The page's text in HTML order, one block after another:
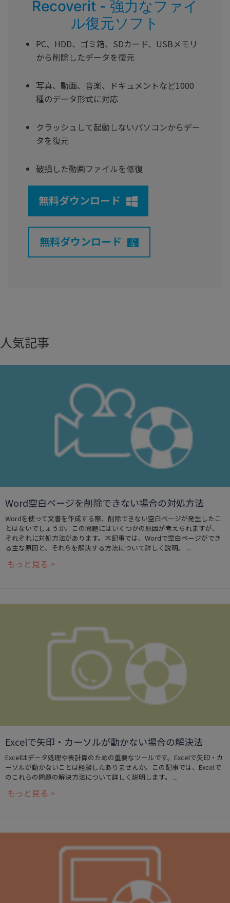
Recoverit - 強力なファイ
ル復元ソフト
PC、HDD、ゴミ箱、SDカード、USBメモリ
から削除したデータを復元
写真、動画、音楽、ドキュメントなど1000
種のデータ形式に対応
クラッシュして起動しないパソコンからデー
タを復元
破損した動画ファイルを修復
無料ダウンロード
無料ダウンロード
人気記事
Word空白ページを削除できない場合の対処方法
Wordを使って文書を作成する際、削除できない空白ページが発生したこ
とはないでしょうか。この問題にはいくつかの原因が考えられますが、
それぞれに対処方法があります。本記事では、Wordで空白ページができ
る主な原因と、それらを解決する方法について詳しく説明。 ...
もっと見る >
Excelで矢印・カーソルが動かない場合の解決法
Excelはデータ処理や表計算のための重要なツールです。Excelで矢印・カ
ーソルが動かないことは経験したありませんか。この記事では、Excelで
のこれらの問題の解決方法について詳しく説明します。 ...
もっと見る >